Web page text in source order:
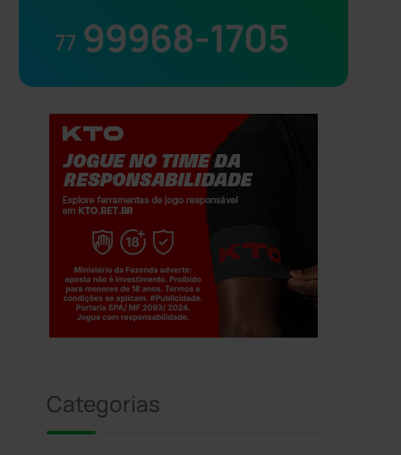
77 99968-1705
Categorias